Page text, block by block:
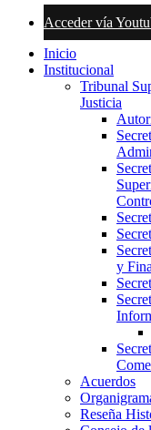
Acceder vía
Inicio
Institucional
Tribunal
Justicia
y
Acuerdos
Reseña